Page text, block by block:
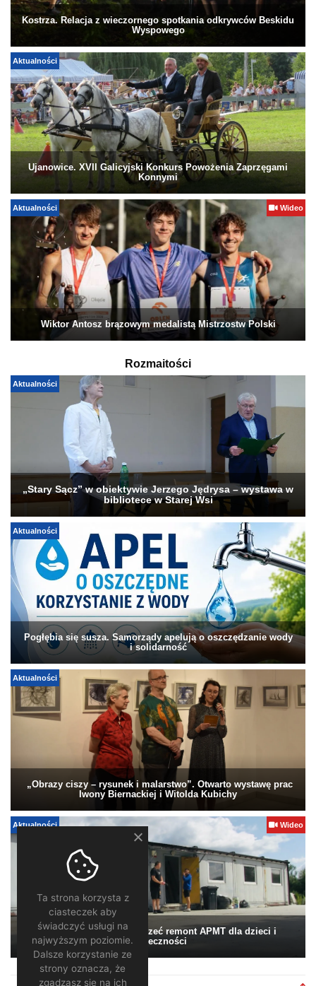
Kostrza. Relacja z wieczornego spotkania odkrywców Beskidu
Wyspowego
Aktualności
Ujanowice. XVII Galicyjski Konkurs Powożenia Zaprzęgami
Konnymi
Aktualności Wideo
Wiktor Antosz brązowym medalistą Mistrzostw Polski
Rozmaitości
Aktualności
„Stary Sącz” w obiektywie Jerzego Jędrysa – wystawa w
bibliotece w Starej Wsi
Aktualności
Pogłębia się susza. Samorządy apelują o oszczędzanie wody
i solidarność
Aktualności
„Obrazy ciszy – rysunek i malarstwo”. Otwarto wystawę prac
Iwony Biernackiej i Witolda Kubichy
Aktualności Wideo
Pomagamy. Warto wesprzeć remont APMT dla dzieci i
społeczności
Ta strona korzysta z
ciasteczek aby
świadczyć usługi na
najwyższym poziomie.
Dalsze korzystanie ze
strony oznacza, że
zgadzasz się na ich